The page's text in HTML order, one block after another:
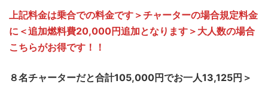
上記料金は乗合での料金です＞チャーターの場合規定料金
に＜追加燃料費20,000円追加となります＞大人数の場合
こちらがお得です！！
８名チャーターだと合計105,000円でお一人13,125円＞